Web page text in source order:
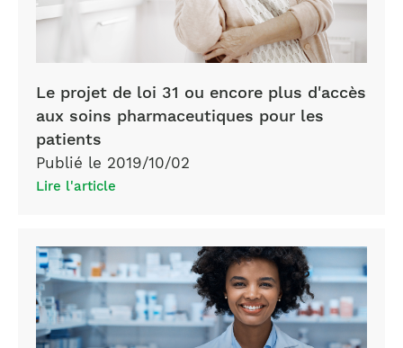
Le projet de loi 31 ou encore plus d'accès
aux soins pharmaceutiques pour les
patients
Publié le 2019/10/02
Lire l'article